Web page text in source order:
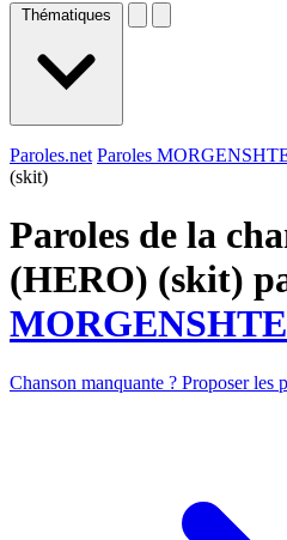
Thématiques
Paroles.net Paroles
(skit)
Paroles de la
(HERO) (skit)
Chanson manquante ? Proposer les